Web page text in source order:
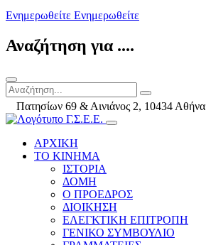
Ενημερωθείτε Ενημερωθείτε
Αναζήτηση για ....
Πατησίων 69 & Αινιάνος 2, 10434 Αθήνα
ΑΡΧΙΚΗ
ΤΟ ΚΙΝΗΜΑ
ΙΣΤΟΡΙΑ
ΔΟΜΗ
Ο ΠΡΟΕΔΡΟΣ
ΔΙΟΙΚΗΣΗ
ΕΛΕΓΚΤΙΚΗ ΕΠΙΤΡΟΠΗ
ΓΕΝΙΚΟ ΣΥΜΒΟΥΛΙΟ